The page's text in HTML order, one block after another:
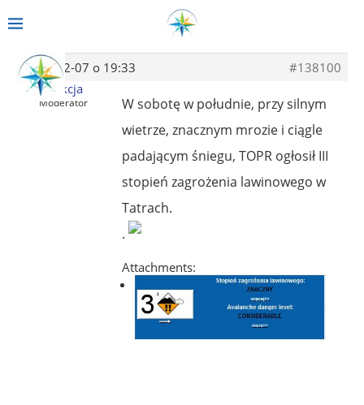
2013-12-07 o 19:33
#138100
Redakcja
Moderator
W sobotę w południe, przy silnym
wietrze, znacznym mrozie i ciągle
padającym śniegu, TOPR ogłosił III
stopień zagrożenia lawinowego w
Tatrach.
.
Attachments: